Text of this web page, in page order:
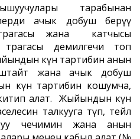
тарабынан
ачык добуш берүү
жана катчысы
демилгечи топ
күн тартибин анын
жана ачык добуш
күн тартибин кошумча,
алат. Жыйындын күн
талкууга өтүп, тейлөө
чечимин жана анын